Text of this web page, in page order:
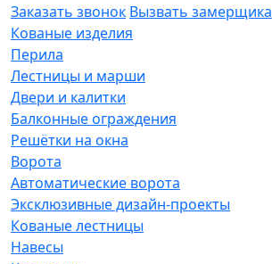
Заказать звонок Вызвать замерщика
Кованые изделия
Перила
Лестницы и марши
Двери и калитки
Балконные ограждения
Решётки на окна
Ворота
Автоматические ворота
Эксклюзивные дизайн-проекты
Кованые лестницы
Навесы